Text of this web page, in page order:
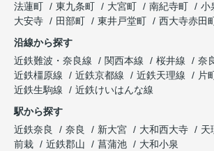
法蓮町
東九条町 大宮町 南紀寺町 小
大安寺
田部町 東井戸堂町
西大寺赤田
沿線から探す
近鉄難波・奈良線
関西本線 桜井線
奈
近鉄橿原線
近鉄京都線 近鉄天理線
片
近鉄生駒線
近鉄けいはんな線
駅から探す
近鉄奈良
奈良 新大宮 大和西大寺 天
前栽
近鉄郡山 菖蒲池 大和小泉